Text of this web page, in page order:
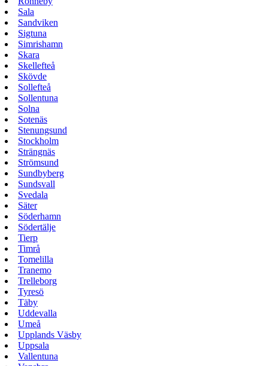
Sala
Sandviken
Sigtuna
Simrishamn
Skara
Skellefteå
Skövde
Sollefteå
Sollentuna
Solna
Sotenäs
Stenungsund
Stockholm
Strängnäs
Strömsund
Sundbyberg
Sundsvall
Svedala
Säter
Söderhamn
Södertälje
Tierp
Timrå
Tomelilla
Tranemo
Trelleborg
Tyresö
Täby
Uddevalla
Umeå
Upplands Väsby
Uppsala
Vallentuna